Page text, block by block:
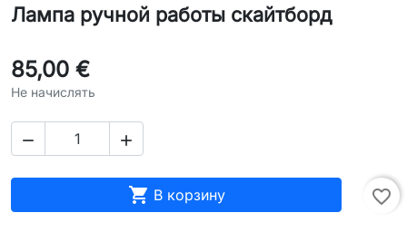
Лампа ручной работы скайтборд
85,00 €
Не начислять
 
 В корзину favorite_border